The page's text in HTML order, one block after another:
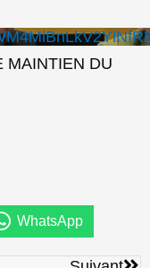
MAINTIEN DU
WhatsApp